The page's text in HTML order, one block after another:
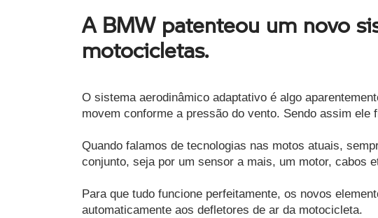
A BMW patenteou um novo
motocicletas.
O sistema aerodinâmico adaptativo é algo
movem conforme a pressão do vento. Sendo assim
Quando falamos de tecnologias nas motos atuais,
conjunto, seja por um sensor a mais, um motor, cabos
Para que tudo funcione perfeitamente, os novos
automaticamente aos defletores de ar da motocicleta.